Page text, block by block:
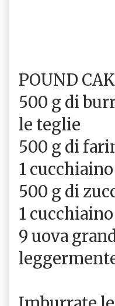
POUND
500 g di
le teglie
500 g di
1
500 g di
1
9 uova